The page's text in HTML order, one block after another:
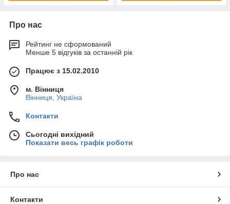
Про нас
Рейтинг не сформований
Менше 5 відгуків за останній рік
Працює з 15.02.2010
м. Вінниця
Вінниця, Україна
Контакти
Сьогодні вихідний
Показати весь графік роботи
Про нас
Контакти